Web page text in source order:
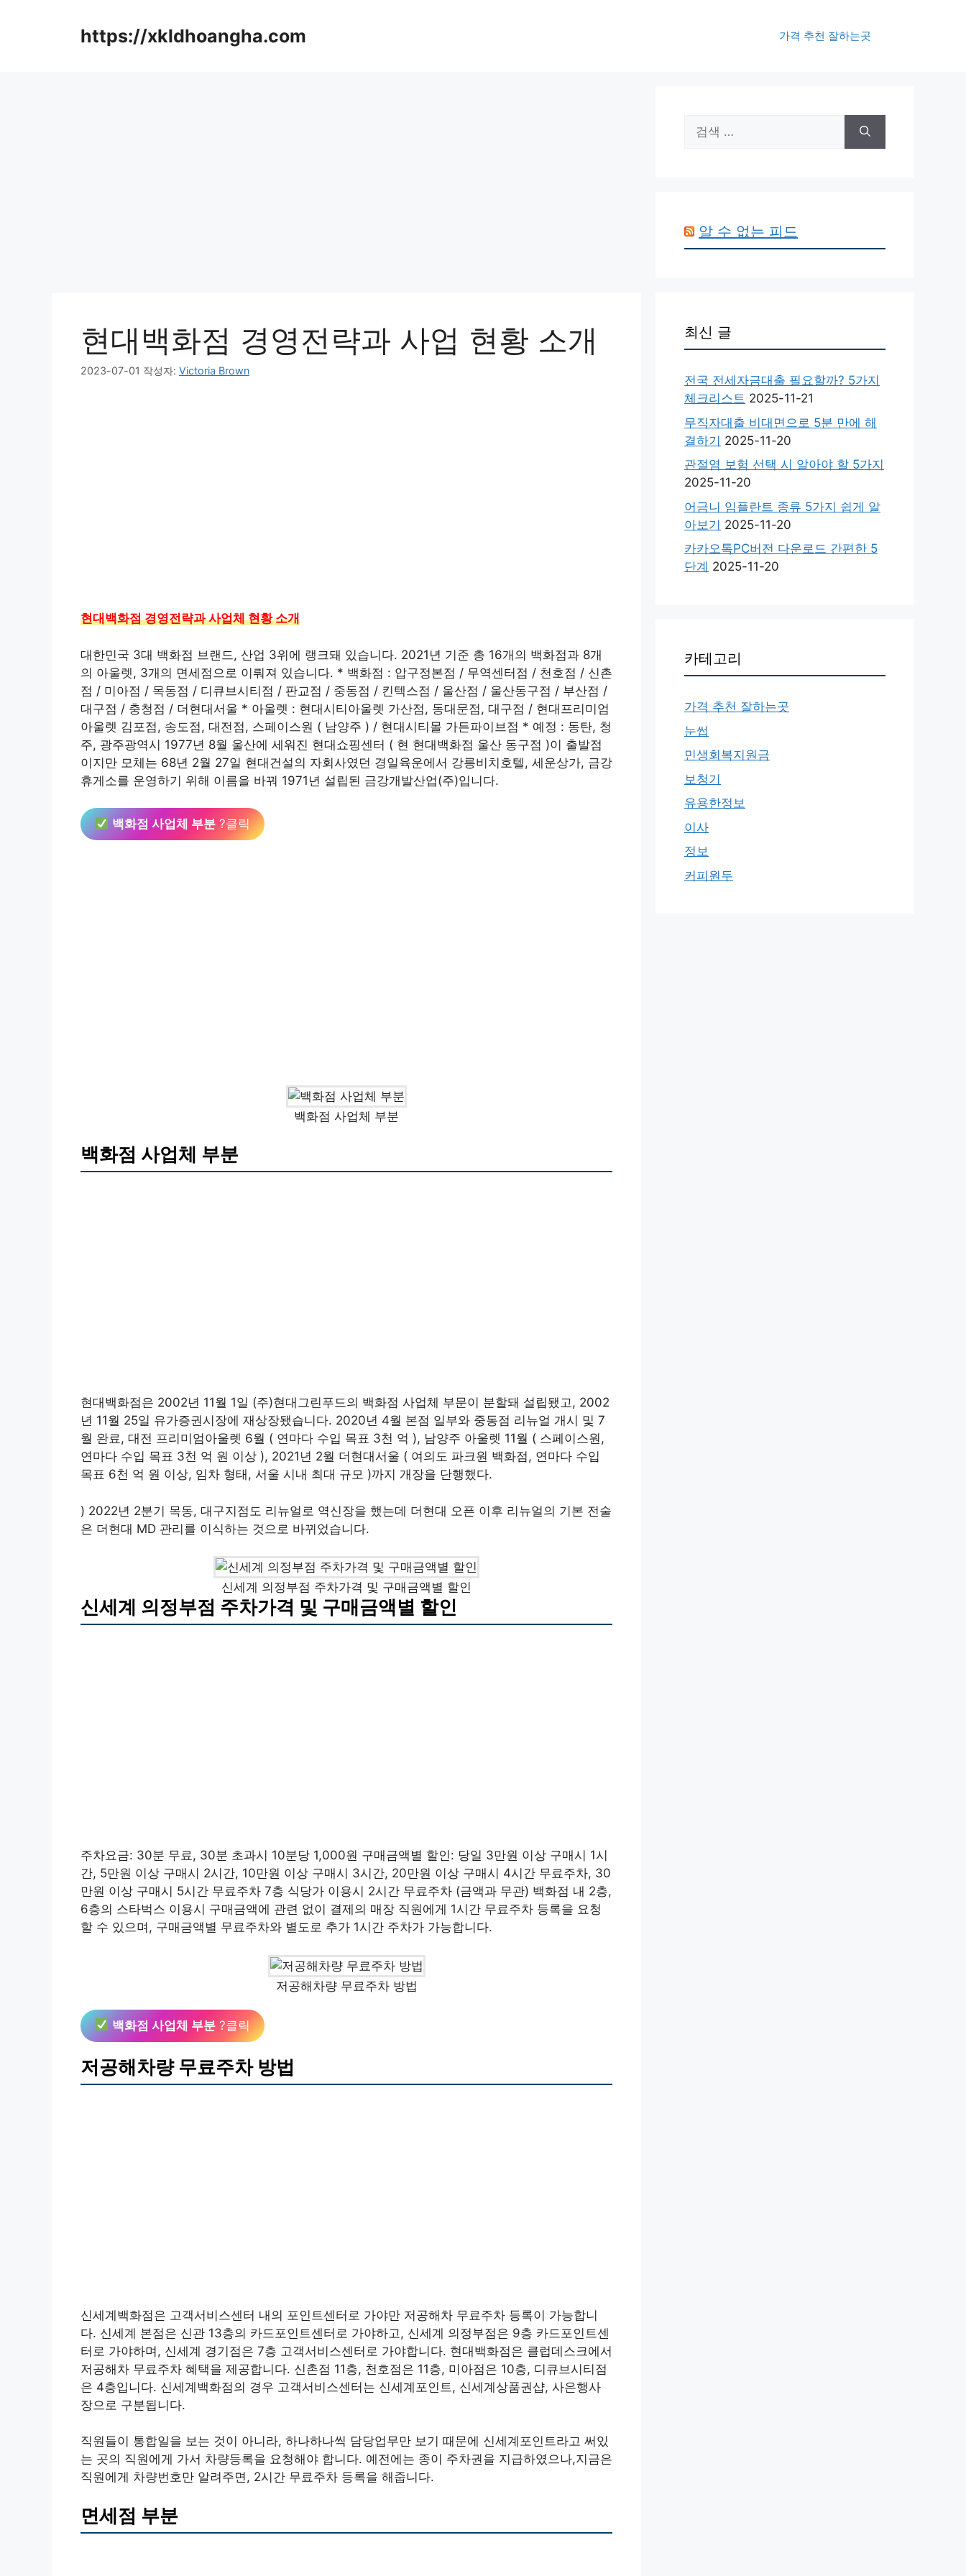
https://xkldhoangha.com 가격 추천 잘하는곳
현대백화점 경영전략과 사업 현황 소개
2023-07-01 작성자: Victoria Brown
현대백화점 경영전략과 사업체 현황 소개
대한민국 3대 백화점 브랜드, 산업 3위에 랭크돼 있습니다. 2021년 기준 총 16개의 백화점과 8개
의 아울렛, 3개의 면세점으로 이뤄져 있습니다. * 백화점 : 압구정본점 / 무역센터점 / 천호점 / 신촌
점 / 미아점 / 목동점 / 디큐브시티점 / 판교점 / 중동점 / 킨텍스점 / 울산점 / 울산동구점 / 부산점 /
대구점 / 충청점 / 더현대서울 * 아울렛 : 현대시티아울렛 가산점, 동대문점, 대구점 / 현대프리미엄
아울렛 김포점, 송도점, 대전점, 스페이스원 ( 남양주 ) / 현대시티몰 가든파이브점 * 예정 : 동탄, 청
주, 광주광역시 1977년 8월 울산에 세워진 현대쇼핑센터 ( 현 현대백화점 울산 동구점 )이 출발점
이지만 모체는 68년 2월 27일 현대건설의 자회사였던 경일육운에서 강릉비치호텔, 세운상가, 금강
휴게소를 운영하기 위해 이름을 바꿔 1971년 설립된 금강개발산업(주)입니다.
백화점 사업체 부분 ?클릭
백화점 사업체 부분
백화점 사업체 부분
현대백화점은 2002년 11월 1일 (주)현대그린푸드의 백화점 사업체 부문이 분할돼 설립됐고, 2002
년 11월 25일 유가증권시장에 재상장됐습니다. 2020년 4월 본점 일부와 중동점 리뉴얼 개시 및 7
월 완료, 대전 프리미엄아울렛 6월 ( 연마다 수입 목표 3천 억 ), 남양주 아울렛 11월 ( 스페이스원,
연마다 수입 목표 3천 억 원 이상 ), 2021년 2월 더현대서울 ( 여의도 파크원 백화점, 연마다 수입
목표 6천 억 원 이상, 임차 형태, 서울 시내 최대 규모 )까지 개장을 단행했다.
) 2022년 2분기 목동, 대구지점도 리뉴얼로 역신장을 했는데 더현대 오픈 이후 리뉴얼의 기본 전술
은 더현대 MD 관리를 이식하는 것으로 바뀌었습니다.
신세계 의정부점 주차가격 및 구매금액별 할인
신세계 의정부점 주차가격 및 구매금액별 할인
주차요금: 30분 무료, 30분 초과시 10분당 1,000원 구매금액별 할인: 당일 3만원 이상 구매시 1시
간, 5만원 이상 구매시 2시간, 10만원 이상 구매시 3시간, 20만원 이상 구매시 4시간 무료주차, 30
만원 이상 구매시 5시간 무료주차 7층 식당가 이용시 2시간 무료주차 (금액과 무관) 백화점 내 2층,
6층의 스타벅스 이용시 구매금액에 관련 없이 결제의 매장 직원에게 1시간 무료주차 등록을 요청
할 수 있으며, 구매금액별 무료주차와 별도로 추가 1시간 주차가 가능합니다.
저공해차량 무료주차 방법
백화점 사업체 부분 ?클릭
저공해차량 무료주차 방법
신세계백화점은 고객서비스센터 내의 포인트센터로 가야만 저공해차 무료주차 등록이 가능합니
다. 신세계 본점은 신관 13층의 카드포인트센터로 가야하고, 신세계 의정부점은 9층 카드포인트센
터로 가야하며, 신세계 경기점은 7층 고객서비스센터로 가야합니다. 현대백화점은 클럽데스크에서
저공해차 무료주차 혜택을 제공합니다. 신촌점 11층, 천호점은 11층, 미아점은 10층, 디큐브시티점
은 4층입니다. 신세계백화점의 경우 고객서비스센터는 신세계포인트, 신세계상품권샵, 사은행사
장으로 구분됩니다.
직원들이 통합일을 보는 것이 아니라, 하나하나씩 담당업무만 보기 때문에 신세계포인트라고 써있
는 곳의 직원에게 가서 차량등록을 요청해야 합니다. 예전에는 종이 주차권을 지급하였으나,지금은
직원에게 차량번호만 알려주면, 2시간 무료주차 등록을 해줍니다.
면세점 부분
색:
알 수 없는 피드
최신 글
전국 전세자금대출 필요할까? 5가지
체크리스트 2025-11-21
무직자대출 비대면으로 5분 만에 해
결하기 2025-11-20
관절염 보험 선택 시 알아야 할 5가지
2025-11-20
어금니 임플란트 종류 5가지 쉽게 알
아보기 2025-11-20
카카오톡PC버전 다운로드 간편한 5
단계 2025-11-20
카테고리
가격 추천 잘하는곳
눈썹
민생회복지원금
보청기
유용한정보
이사
정보
커피원두